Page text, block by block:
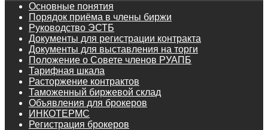
Основные понятия
Порядок приёма в члены биржи
Руководство ЭСТБ
Документы для регистрации контракта
Документы для выставления на торги
Положение о Совете членов РУАПБ
Тарифная шкала
Расторжение контрактов
Таможенный биржевой склад
Объявления для брокеров
ИНКОТЕРМС
Регистрация брокеров